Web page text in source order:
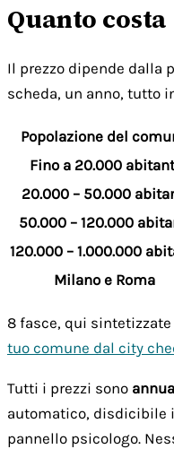
Quanto costa
Il prezzo dipende dalla
scheda, un anno, tutto
Popolazione del
Fino a 20.000
20.000 – 50.000
50.000 – 120.000
120.000 – 1.000.000
Milano e Roma
8 fasce, qui sintetizzate
tuo comune dal city
Tutti i prezzi sono
automatico, disdicibile
pannello psicologo.